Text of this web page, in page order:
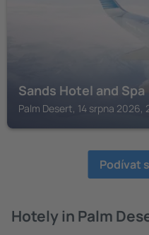
Sands Hotel and Spa
Palm Desert, 14 srpna 2026,
Podívat
Hotely in Palm